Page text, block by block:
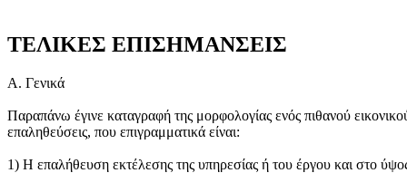
ΤΕΛΙΚΕΣ ΕΠΙΣΗΜΑΝΣΕΙΣ
Α. Γενικά
Παραπάνω έγινε καταγραφή της μορφολογίας ενός πιθανού
επαληθεύσεις, που επιγραμματικά είναι:
1) Η επαλήθευση εκτέλεσης της υπηρεσίας ή του έργου και στο